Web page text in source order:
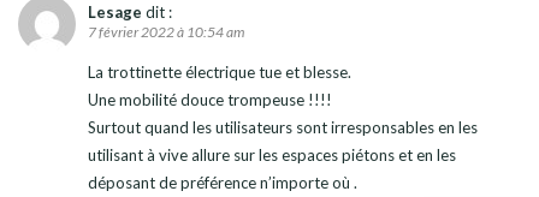
Lesage dit :
7 février 2022 à 10:54 am
La trottinette électrique tue et blesse.
Une mobilité douce trompeuse !!!!
Surtout quand les utilisateurs sont irresponsables en les
utilisant à vive allure sur les espaces piétons et en les
déposant de préférence n’importe où .